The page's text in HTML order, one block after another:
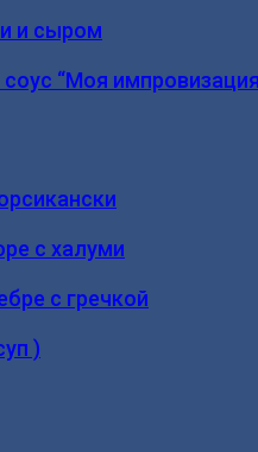
и сыром
“Моя
с халуми
с гречкой
)